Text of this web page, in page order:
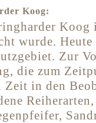
Koog:
Koog
wurde.
Zur
die zum
Zeit in den